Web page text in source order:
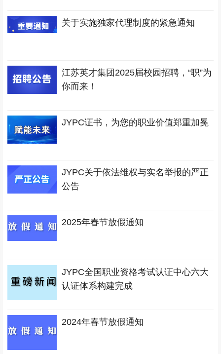
关于实施独家代理制度的紧急通知
江苏英才集团2025届校园招聘，“职”为
你而来！
JYPC证书，为您的职业价值郑重加冕
JYPC关于依法维权与实名举报的严正
公告
2025年春节放假通知
JYPC全国职业资格考试认证中心六大
认证体系构建完成
2024年春节放假通知